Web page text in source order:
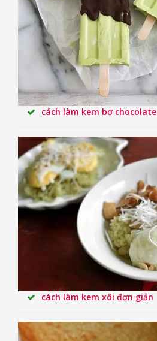
cách làm kem bơ chocolate
cách làm kem xôi đơn giản